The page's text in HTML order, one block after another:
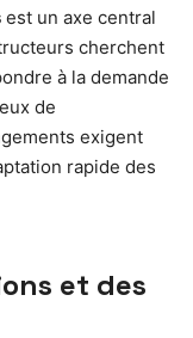
est un axe central
cherchent
à la demande
de
exigent
rapide des
et des